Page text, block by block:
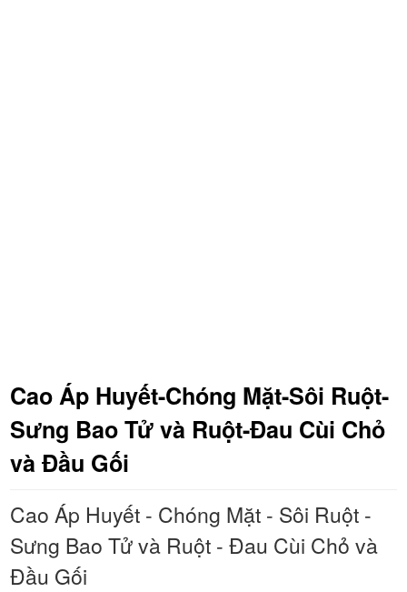
Cao Áp Huyết-Chóng Mặt-Sôi Ruột-
Sưng Bao Tử và Ruột-Đau Cùi Chỏ
và Đầu Gối
Cao Áp Huyết - Chóng Mặt - Sôi Ruột -
Sưng Bao Tử và Ruột - Đau Cùi Chỏ và
Đầu Gối